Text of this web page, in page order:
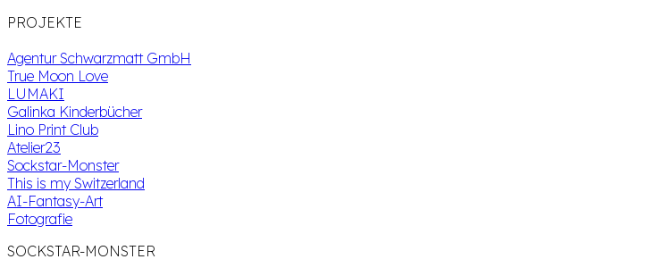
PROJEKTE
Agentur Schwarzmatt GmbH
True Moon Love
LUMAKI
Galinka Kinderbücher
Lino Print Club
Atelier23
Sockstar-Monster
This is my Switzerland
AI-Fantasy-Art
Fotografie
SOCKSTAR-MONSTER